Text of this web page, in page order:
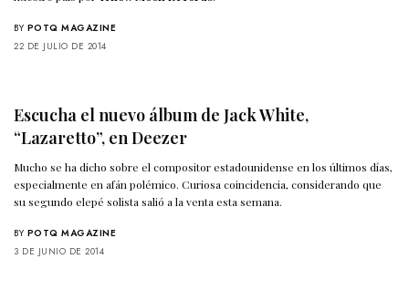
BY POTQ MAGAZINE
22 DE JULIO DE 2014
Escucha el nuevo álbum de Jack White,
“Lazaretto”, en Deezer
Mucho se ha dicho sobre el compositor estadounidense en los últimos días,
especialmente en afán polémico. Curiosa coincidencia, considerando que
su segundo elepé solista salió a la venta esta semana.
BY POTQ MAGAZINE
3 DE JUNIO DE 2014